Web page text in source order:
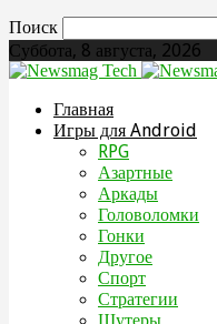
Поиск
Суббота, 8 августа, 2026
Главная
Игры для Android
RPG
Азартные
Аркады
Головоломки
Гонки
Другое
Спорт
Стратегии